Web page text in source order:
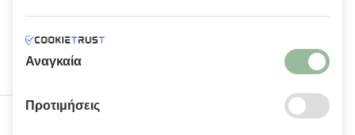
υπηρεσιών τους.
Αναγκαία
Προτιμήσεις